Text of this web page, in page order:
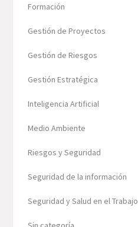
Formación
Gestión de Proyectos
Gestión de Riesgos
Gestión Estratégica
Inteligencia Artificial
Medio Ambiente
Riesgos y Seguridad
Seguridad de la información
Seguridad y Salud en el Trabajo